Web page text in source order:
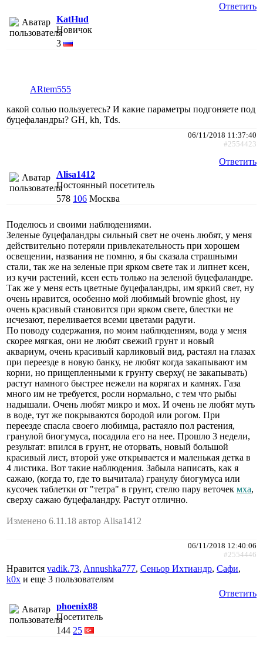
Ответить
KatHud
Новичок
3
ARtem555
какой солью пользуетесь? И какие параметры подгоняете под
буцефаландры? GH, kh, Tds.
06/11/2018 11:37:40
#2554423
Ответить
Alisa1412
Постоянный посетитель
578 106 Москва
Поделюсь и своими наблюдениями.
Зеленые буцефаландры сильный свет не очень любят, у меня
действительно потеряли привлекательность при хорошем
освещении, названия не помню, я бы сказала страшными
стали, так же на зеленые при ярком свете так и липнет ксен,
из кучи растений, ксен есть только на зеленой буцефаландре.
Так же у меня есть цветные буцефаландры, им яркий свет, ну
очень нравится, особенно мой любимый brownie ghost, ну
очень красивый становится при ярком свете, блестки не
исчезают, переливается всеми цветами радуги.
По поводу содержания, по моим наблюдениям, вода у меня
скорее мягкая, они не любят свежий грунт и новый
аквариум, очень красивый карликовый вид, растаял на глазах
при переезде в новую банку, не любят когда закапывают им
корни, но прищепленными к грунту сверху( не закапывать)
растут намного быстрее нежели на корягах и камнях. Газа
много им не требуется, росли нормально, с тем что рыбы
надышали. Очень любят микро и мох. И очень не любят муть
в воде, тут же покрываются бородой или рогом. При
переезде спасла своего любимца, растаяло пол растения,
гранулой биогумуса, посадила его на нее. Прошло 3 недели,
результат: впился в грунт, не оторвать, новый большой
красивый лист, второй уже открывается и маленькая детка в
4 листика. Вот такие наблюдения. Забыла написать, как я
сажаю, (когда то, где то вычитала) гранулу биогумуса или
кусочек таблетки от "тетра" в грунт, стелю пару веточек мха,
сверху сажаю буцефаландру. Растут отлично.
Изменено 6.11.18 автор Alisa1412
06/11/2018 12:40:06
#2554446
Нравится vadik.73, Annushka777, Сеньор Ихтиандр, Сафи,
k0x и еще 3 пользователям
Ответить
phoenix88
Посетитель
144 25